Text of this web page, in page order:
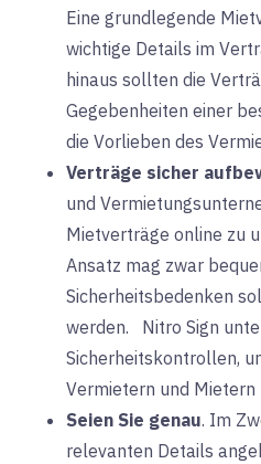
Eine grundlegende
wichtige Details im
hinaus sollten die
Gegebenheiten einer
die Vorlieben des
Verträge sicher
und
Mietverträge online zu
Ansatz mag zwar
Sicherheitsbedenken
werden.
Nitro Sign
Sicherheitskontrollen,
Vermietern und Mietern
Seien Sie genau. Im
relevanten Details